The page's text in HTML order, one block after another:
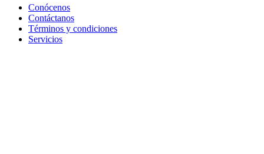
Conócenos
Contáctanos
Términos y condiciones
Servicios